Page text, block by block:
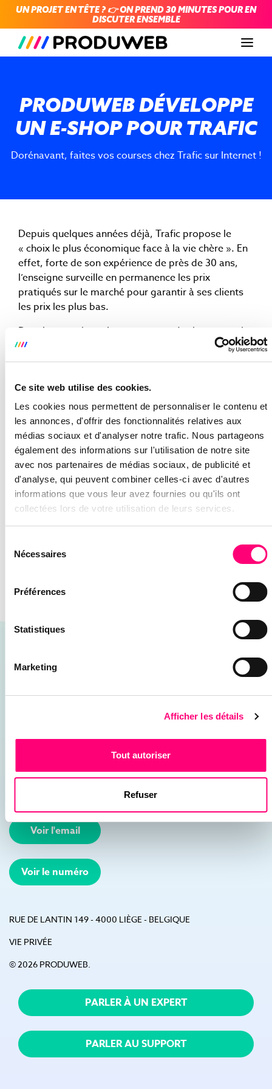
Ce site web utilise des cookies.
Les cookies nous permettent de personnaliser le contenu et
les annonces, d'offrir des fonctionnalités relatives aux
médias sociaux et d'analyser notre trafic. Nous partageons
également des informations sur l'utilisation de notre site
avec nos partenaires de médias sociaux, de publicité et
d'analyse, qui peuvent combiner celles-ci avec d'autres
informations que vous leur avez fournies ou qu'ils ont
collectées lors de votre utilisation de leurs services.
Nécessaires
Préférences
Statistiques
Marketing
Afficher les détails
Tout autoriser
Refuser
UN PROJET EN TÊTE ? 👉 ON PREND 30 MINUTES POUR EN
DISCUTER ENSEMBLE
Menu
PRODUWEB DÉVELOPPE
UN E-SHOP POUR TRAFIC
Dorénavant, faites vos courses chez Trafic sur Internet !
Depuis quelques années déjà, Trafic propose le
« choix le plus économique face à la vie chère ». En
effet, forte de son expérience de près de 30 ans,
l’enseigne surveille en permanence les prix
pratiqués sur le marché pour garantir à ses clients
les prix les plus bas.
Depuis peu, l’enseigne propose également « les
meilleurs prix du web », ayant fait appel à
ProduWeb pour développer une-shop. Les
spécialisés en développement de boutiques en
ligne. Pour cet e-shop, ils ont utilisé la technologie
Magentopour laquelle ils ont obtenu la certification.
Dorénavant, il vous est donc possible de faire vos
courses chez Trafic sur Internet. Les articles
commandés sont livrés au magasin de votre choix
et le paiement a lieu au magasin, au prix mentionné
sur le site, sans frais de livraison additionnels.
http://www.trafic-eshop.com/
NEWSLETTER
Voir l'email
Voir le numéro
RUE DE LANTIN 149 - 4000 LIÈGE - BELGIQUE
VIE PRIVÉE
© 2026 PRODUWEB.
PARLER À UN EXPERT
PARLER AU SUPPORT